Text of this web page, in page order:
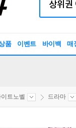
품 이벤트 바이백 매
트노벨 드라마